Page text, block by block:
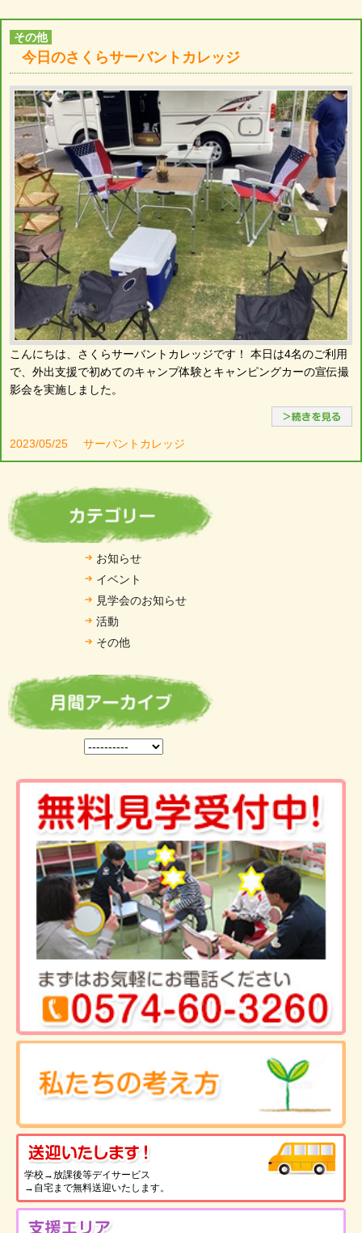
その他
今日のさくらサーバントカレッジ
こんにちは、さくらサーバントカレッジです！ 本日は4名のご利用
で、外出支援で初めてのキャンプ体験とキャンピングカーの宣伝撮
影会を実施しました。
2023/05/25 サーバントカレッジ
お知らせ
イベント
見学会のお知らせ
活動
その他
学校→放課後等デイサービス
→自宅まで無料送迎いたします。